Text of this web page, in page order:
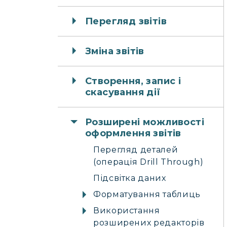
Перегляд звітів
Зміна звітів
Створення, запис і
скасування дії
Розширені можливості
оформлення звітів
Перегляд деталей
(операція Drill Through)
Підсвітка даних
Форматування таблиць
Використання
розширених редакторів